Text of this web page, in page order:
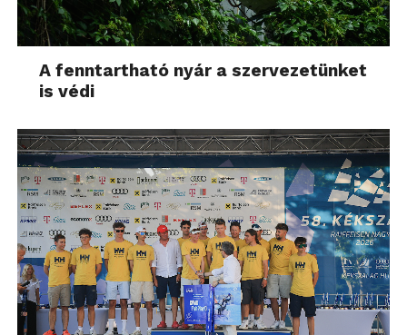
A fenntartható nyár a szervezetünket
is védi